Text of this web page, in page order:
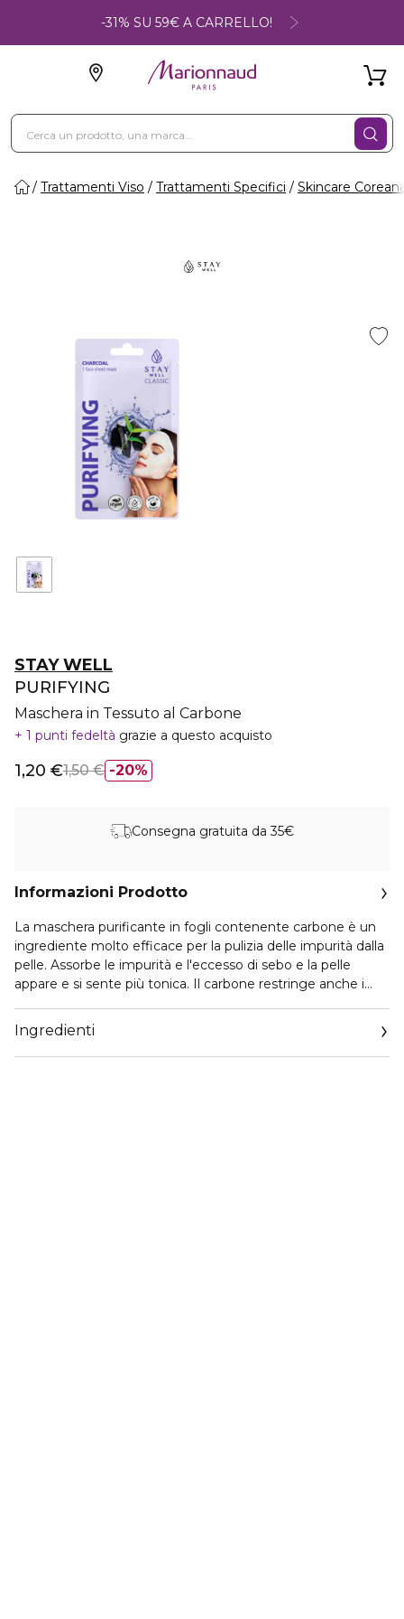
-31% SU 59€ A CARRELLO!
Trattamenti Viso Trattamenti Specifici Skincare
STAY WELL
PURIFYING
Maschera in Tessuto al Carbone
1 punti fedeltà grazie a questo acquisto
20%
1,20 €1,50 €
Consegna gratuita da 35€
Informazioni Prodotto
La maschera purificante in fogli contenente carbone è un
ingrediente molto efficace per la pulizia delle impurità dalla
pelle. Assorbe le impurità e l'eccesso di sebo e la pelle
appare e si sente più tonica. Il carbone restringe anche i
Il super ingrediente di tendenza Centella Asiatica idrata e
lenisce intensamente la pelle. Il caffè aumenta la luminosità
Ingredienti